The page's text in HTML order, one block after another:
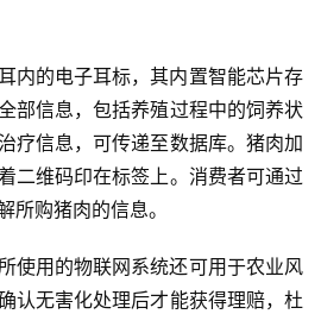
内的电子耳标，其内置智能芯片存
部信息，包括养殖过程中的饲养状
疗信息，可传递至数据库。猪肉加
二维码印在标签上。消费者可通过
所购猪肉的信息。
使用的物联网系统还可用于农业风
认无害化处理后才能获得理赔，杜